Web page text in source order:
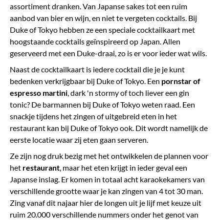
assortiment dranken. Van Japanse sakes tot een ruim
aanbod van bier en wijn, en niet te vergeten cocktails. Bij
Duke of Tokyo hebben ze een speciale cocktailkaart met
hoogstaande cocktails geïnspireerd op Japan. Allen
geserveerd met een Duke-draai, zo is er voor ieder wat wils.
Naast de cocktailkaart is iedere cocktail die je je kunt
bedenken verkrijgbaar bij Duke of Tokyo. Een pornstar of
espresso martini, dark 'n stormy of toch liever een gin
tonic? De barmannen bij Duke of Tokyo weten raad. Een
snackje tijdens het zingen of uitgebreid eten in het
restaurant kan bij Duke of Tokyo ook. Dit wordt namelijk de
eerste locatie waar zij eten gaan serveren.
Ze zijn nog druk bezig met het ontwikkelen de plannen voor
het restaurant, maar het eten krijgt in ieder geval een
Japanse inslag. Er komen in totaal acht karaokekamers van
verschillende grootte waar je kan zingen van 4 tot 30 man.
Zing vanaf dit najaar hier de longen uit je lijf met keuze uit
ruim 20.000 verschillende nummers onder het genot van